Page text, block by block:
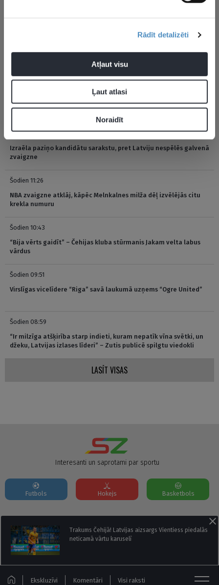
Rādīt detalizēti
Atļaut visu
Ļaut atlasi
Noraidīt
Pievienot komentāru
Pagaidām neviens nav komentējis
JAUNĀKĀS ZIŅAS
Šodien 12:33
Izraēla paziņo kandidātu sarakstu, pret Latviju nespēlēs galvenā
zvaigzne
Šodien 11:26
NBA zvaigzne atklāj, kāpēc Melnkalnes milža dēļ izvēlējās citu
krekla numuru
Šodien 10:43
“Bija vērts gaidīt” – Čehijas kluba stūrmanis Jakam velta labus
vārdus
Šodien 09:51
Virslīgas vicelīdere “Riga” savā laukumā uzņems “Ogre United”
Šodien 08:59
“Ir milzīga atšķirība starp indieti, kuram nepatīk vīna svētki, un
džeku, Latvijas izlases līderi” – Zutis publicē spilgtu viedokli
LASĪT VISAS
Trakums Čehijā! Latvijas aizsargs Vientiess piedalās
neticamā vārtu karuselī
Ekskluzīvi Komentāri Visi raksti
Interesanti un saprotami par sportu
Futbols Hokejs Basketbols
Par mums Reklāmas Parametri Kontakti
Seko mums:
© Sportazinas.com - Visas tiesības rezervētas.